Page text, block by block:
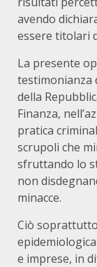
avendo
essere titolari
La presente
testimonianza
della
Finanza,
pratica
scrupoli che
sfruttando lo
non
minacce.
Ciò
e imprese, in